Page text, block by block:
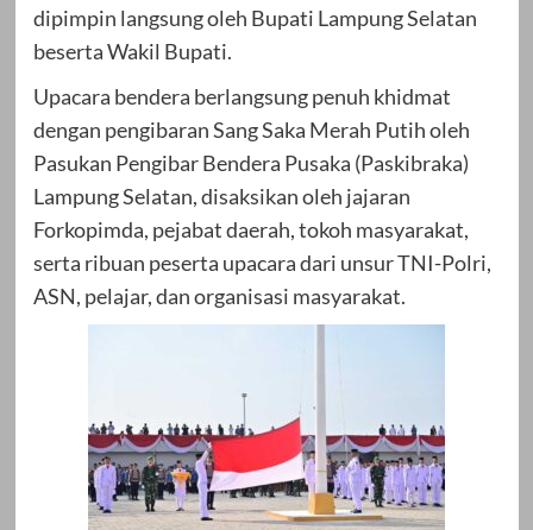
dipimpin langsung oleh Bupati Lampung Selatan
beserta Wakil Bupati.
Upacara bendera berlangsung penuh khidmat
dengan pengibaran Sang Saka Merah Putih oleh
Pasukan Pengibar Bendera Pusaka (Paskibraka)
Lampung Selatan, disaksikan oleh jajaran
Forkopimda, pejabat daerah, tokoh masyarakat,
serta ribuan peserta upacara dari unsur TNI-Polri,
ASN, pelajar, dan organisasi masyarakat.